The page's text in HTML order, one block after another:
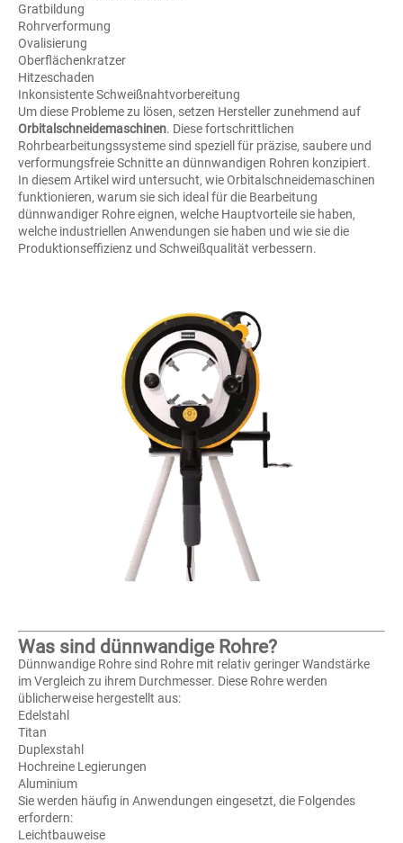
Gratbildung
Rohrverformung
Ovalisierung
Oberflächenkratzer
Hitzeschaden
Inkonsistente Schweißnahtvorbereitung
Um diese Probleme zu lösen, setzen Hersteller zunehmend auf
Orbitalschneidemaschinen. Diese fortschrittlichen
Rohrbearbeitungssysteme sind speziell für präzise, ​​saubere und
verformungsfreie Schnitte an dünnwandigen Rohren konzipiert.
In diesem Artikel wird untersucht, wie Orbitalschneidemaschinen
funktionieren, warum sie sich ideal für die Bearbeitung
dünnwandiger Rohre eignen, welche Hauptvorteile sie haben,
welche industriellen Anwendungen sie haben und wie sie die
Produktionseffizienz und Schweißqualität verbessern.
Was sind dünnwandige Rohre?
Dünnwandige Rohre sind Rohre mit relativ geringer Wandstärke
im Vergleich zu ihrem Durchmesser. Diese Rohre werden
üblicherweise hergestellt aus:
Edelstahl
Titan
Duplexstahl
Hochreine Legierungen
Aluminium
Sie werden häufig in Anwendungen eingesetzt, die Folgendes
erfordern:
Leichtbauweise